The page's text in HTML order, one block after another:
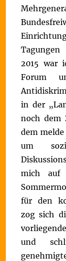
2015 war
Forum
in der
noch dem
dem
um
mich auf
für den
zog sich
und